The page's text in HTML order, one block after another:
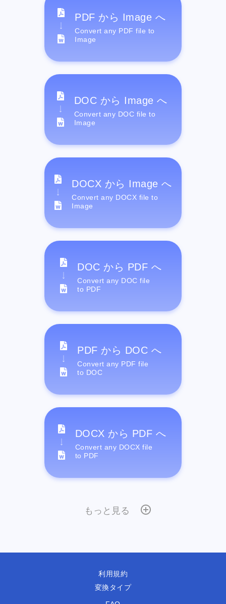
PDF から Image へ
Convert any PDF file to
Image
DOC から Image へ
Convert any DOC file to
Image
DOCX から Image へ
Convert any DOCX file to
Image
DOC から PDF へ
Convert any DOC file
to PDF
PDF から DOC へ
Convert any PDF file
to DOC
DOCX から PDF へ
Convert any DOCX file
to PDF
もっと見る
利用規約
変換タイプ